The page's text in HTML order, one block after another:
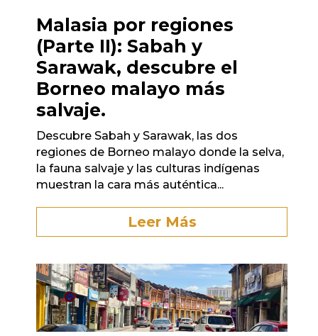
Malasia por regiones
(Parte II): Sabah y
Sarawak, descubre el
Borneo malayo más
salvaje.
Descubre Sabah y Sarawak, las dos
regiones de Borneo malayo donde la selva,
la fauna salvaje y las culturas indígenas
muestran la cara más auténtica...
Leer Más